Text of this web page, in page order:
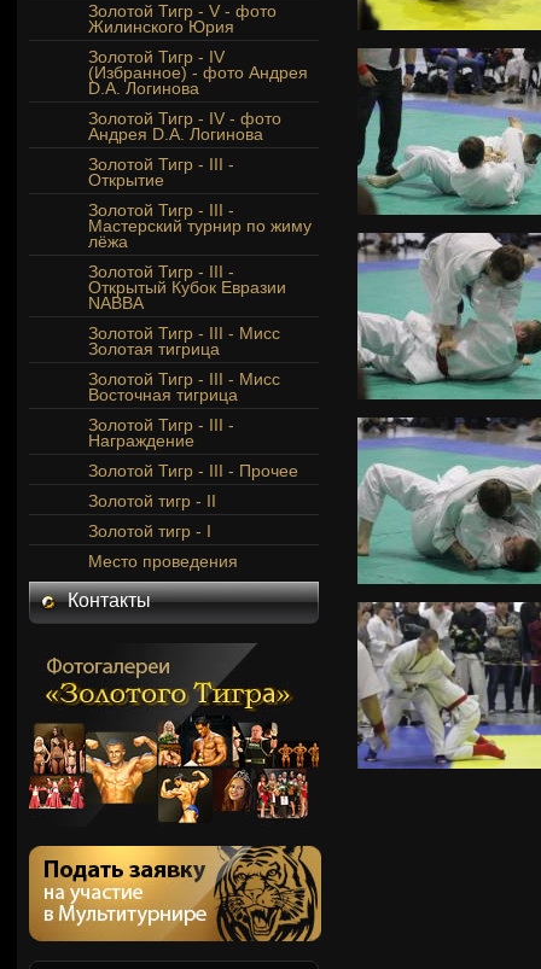
Золотой Тигр - V - фото
Жилинского Юрия
Золотой Тигр - IV
(Избранное) - фото Андрея
D.A. Логинова
Золотой Тигр - IV - фото
Андрея D.A. Логинова
Золотой Тигр - III -
Открытие
Золотой Тигр - III -
Мастерский турнир по жиму
лёжа
Золотой Тигр - III -
Открытый Кубок Евразии
NABBA
Золотой Тигр - III - Мисс
Золотая тигрица
Золотой Тигр - III - Мисс
Восточная тигрица
Золотой Тигр - III -
Награждение
Золотой Тигр - III - Прочее
Золотой тигр - II
Золотой тигр - I
Место проведения
Контакты